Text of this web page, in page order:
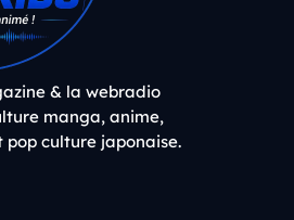
& la webradio
manga, anime,
culture japonaise.